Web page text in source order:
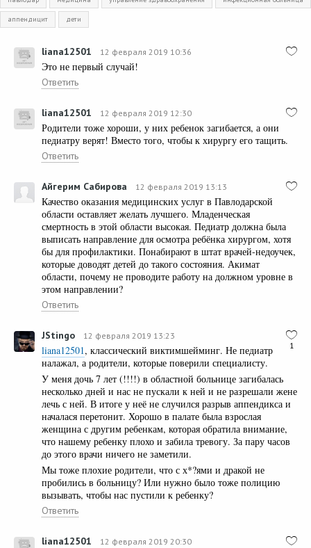
аппендицит дети
liana12501 12 февраля 2019 10:36
Это не первый случай!
Ответить
liana12501 12 февраля 2019 12:30
Родители тоже хороши, у них ребенок загибается, а они
педиатру верят! Вместо того, чтобы к хирургу его тащить.
Ответить
Айгерим Сабирова 12 февраля 2019 13:13
Качество оказания медицинских услуг в Павлодарской
области оставляет желать лучшего. Младенческая
смертность в этой области высокая. Педиатр должна была
выписать направление для осмотра ребёнка хирургом, хотя
бы для профилактики. Понабирают в штат врачей-недоучек,
которые доводят детей до такого состояния. Акимат
области, почему не проводите работу на должном уровне в
этом направлении?
Ответить
1
JStingo 12 февраля 2019 13:23
liana12501, классический виктимшейминг. Не педиатр
налажал, а родители, которые поверили специалисту.
У меня дочь 7 лет (!!!!) в областной больнице загибалась
несколько дней и нас не пускали к ней и не разрешали жене
лечь с ней. В итоге у неё не случился разрыв аппендикса и
началася перетонит. Хорошо в палате была взрослая
женщина с другим ребенкам, которая обратила внимание,
что нашему ребенку плохо и забила тревогу. За пару часов
до этого врачи ничего не заметили.
Мы тоже плохие родители, что с х*?ями и дракой не
пробились в больницу? Или нужно было тоже полицию
вызывать, чтобы нас пустили к ребенку?
Ответить
liana12501 12 февраля 2019 20:30